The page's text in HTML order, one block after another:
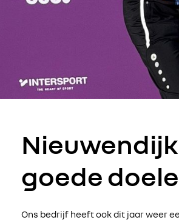
goede
Ons bedrijf heeft ook dit jaar weer